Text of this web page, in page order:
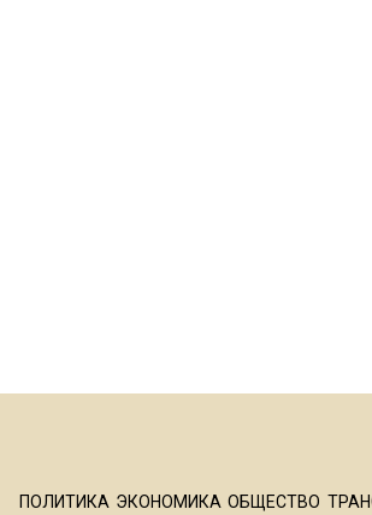
ПОЛИТИКА ЭКОНОМИКА ОБЩЕСТВО